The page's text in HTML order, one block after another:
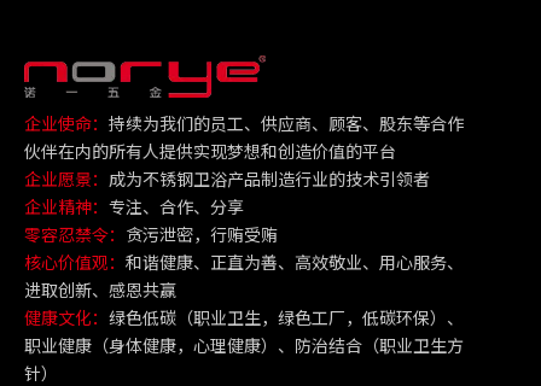
企业使命： 持续为我们的员工、供应商、顾客、股东等合作
伙伴在内的所有人提供实现梦想和创造价值的平台
企业愿景： 成为不锈钢卫浴产品制造行业的技术引领者
企业精神： 专注、合作、分享
零容忍禁令： 贪污泄密，行贿受贿
核心价值观： 和谐健康、正直为善、高效敬业、用心服务、
进取创新、感恩共赢
健康文化： 绿色低碳（职业卫生，绿色工厂，低碳环保）、
职业健康（身体健康，心理健康）、防治结合（职业卫生方
针）